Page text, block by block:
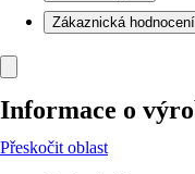
Zákaznická hodnocení
Informace o
Přeskočit oblast